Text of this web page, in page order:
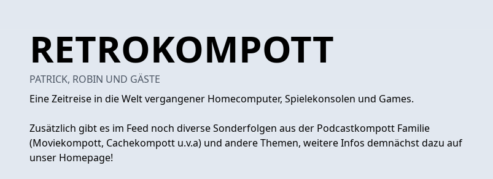
RETROKOMPOTT
PATRICK, ROBIN UND GÄSTE
Eine Zeitreise in die Welt vergangener Homecomputer, Spielekonsolen und Games.
Zusätzlich gibt es im Feed noch diverse Sonderfolgen aus der Podcastkompott Familie
(Moviekompott, Cachekompott u.v.a) und andere Themen, weitere Infos demnächst dazu auf
unser Homepage!